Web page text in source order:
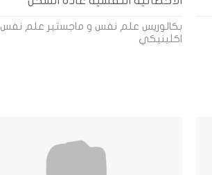
بكالوريس علم نفس و ماجستير علم نفس
اكلينيكي